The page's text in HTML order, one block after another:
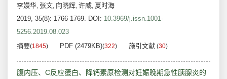
李嫚华, 张文, 向晓辉, 许威, 夏时海
2019, 35(8): 1766-1769. DOI: 10.3969/j.issn.1001-
5256.2019.08.023
摘要(1845) PDF (2479KB)(322) 施引文献 (30)
腹内压、C反应蛋白、降钙素原检测对妊娠晚期急性胰腺炎的